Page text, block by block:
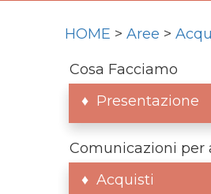
HOME > Aree >
Cosa Facciamo
Presentazione
Comunicazioni per
Acquisti